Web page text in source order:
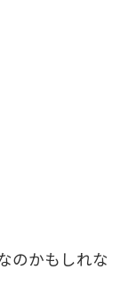
のかもしれな